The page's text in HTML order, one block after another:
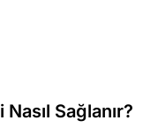
Sağlanır?